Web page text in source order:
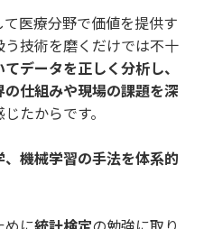
医療分野で価値を提供す
技術を磨くだけでは不十
データを正しく分析し、
の仕組みや現場の課題を深
たからです。
、機械学習の手法を体系的